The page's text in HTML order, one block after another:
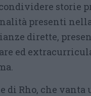
storie
presenti
dirette,
ed
di Rho, che